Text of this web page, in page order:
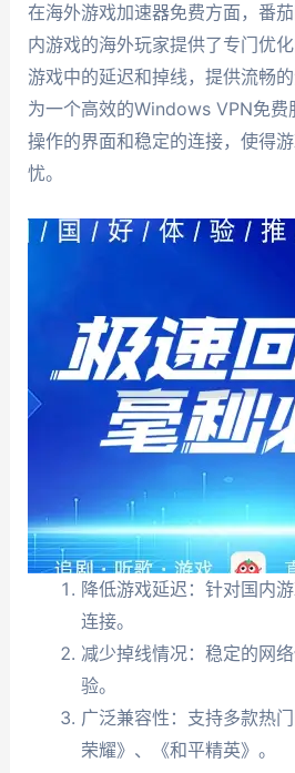
在海外游戏加速器免费方面，番
内游戏的海外玩家提供了专门优
游戏中的延迟和掉线，提供流畅
为一个高效的Windows VPN免费
操作的界面和稳定的连接，使得
忧。
降低游戏延迟：针对国内
连接。
减少掉线情况：稳定的网
验。
广泛兼容性：支持多款热
荣耀》、《和平精英》。